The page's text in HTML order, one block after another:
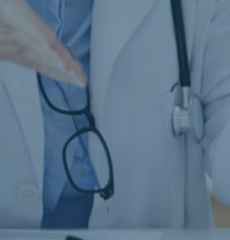
به‌روز درباره داروها، کاربردها، عوارض
همچنین، مطالب علمی و معتبر درباره
درمان و پیشگیری در دسترس شما قرار دارد.
است تا شما بتوانید بهترین تصمیمات را